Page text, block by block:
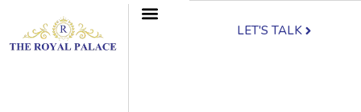
LET'S TALK